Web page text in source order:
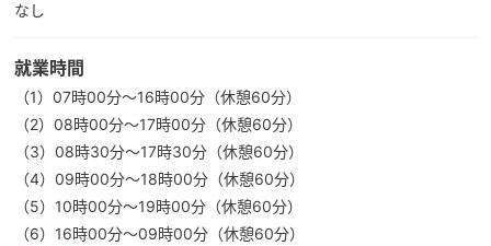
なし
就業時間
（1）07時00分～16時00分（休憩60分）
（2）08時00分～17時00分（休憩60分）
（3）08時30分～17時30分（休憩60分）
（4）09時00分～18時00分（休憩60分）
（5）10時00分～19時00分（休憩60分）
（6）16時00分～09時00分（休憩60分）